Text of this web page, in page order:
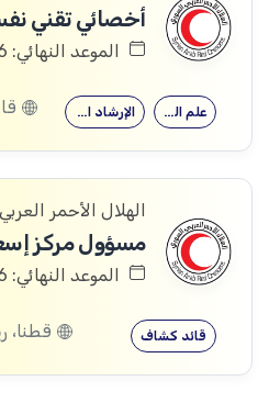
أخصائي تقني
الموعد النهائي: 09/08/2026
الإرشاد النفسي علم النفس
الهلال الأحمر
مسؤول مركز
الموعد النهائي: 09/08/2026
قائد كشاف